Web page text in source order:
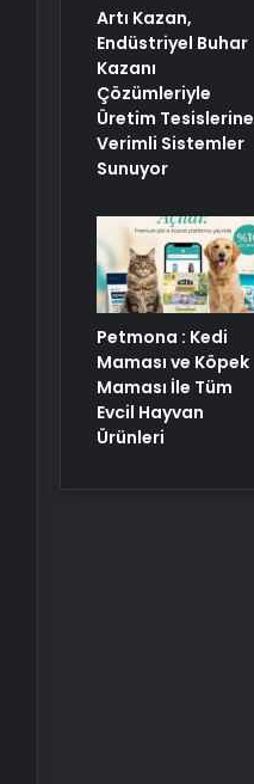
Artı Kazan,
Endüstriyel Buhar
Kazanı
Çözümleriyle
Üretim Tesislerine
Verimli Sistemler
Sunuyor
Petmona : Kedi
Maması ve Köpek
Maması İle Tüm
Evcil Hayvan
Ürünleri